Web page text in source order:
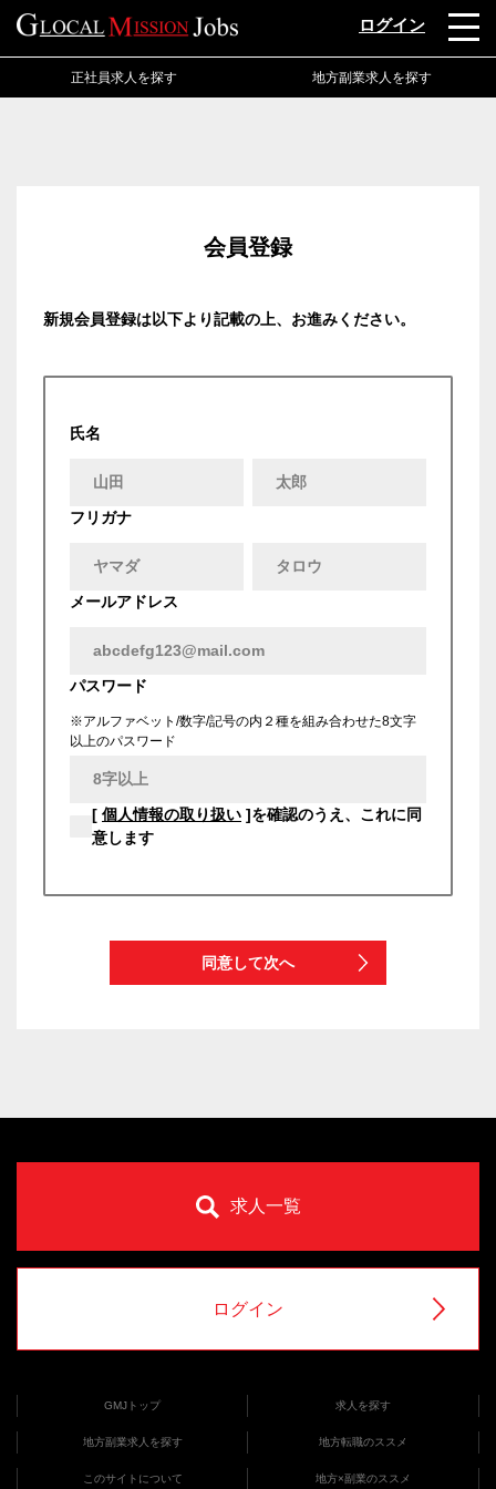
ログイン
正社員求人を探す 地方副業求人を探す
会員登録
新規会員登録は以下より記載の上、お進みください。
氏名
フリガナ
メールアドレス
パスワード
※アルファベット/数字/記号の内２種を組み合わせた8文字
以上のパスワード
[ 個人情報の取り扱い ]を確認のうえ、これに同
意します
同意して次へ
求人一覧
ログイン
GMJトップ 求人を探す
地方副業求人を探す 地方転職のススメ
このサイトについて 地方×副業のススメ